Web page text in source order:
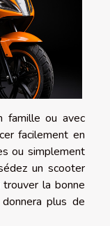
famille ou avec
facilement en
ou simplement
un scooter
la bonne
plus de